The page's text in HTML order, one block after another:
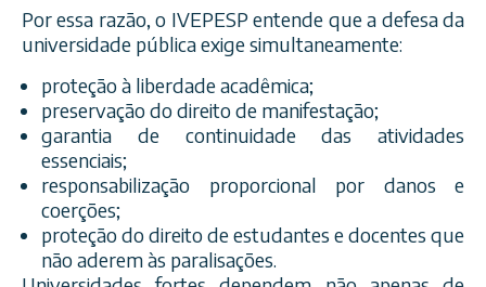
Por essa razão, o IVEPESP entende que a defesa da
universidade pública exige simultaneamente:
proteção à liberdade acadêmica;
preservação do direito de manifestação;
garantia de continuidade das atividades
essenciais;
responsabilização proporcional por danos e
coerções;
proteção do direito de estudantes e docentes que
não aderem às paralisações.